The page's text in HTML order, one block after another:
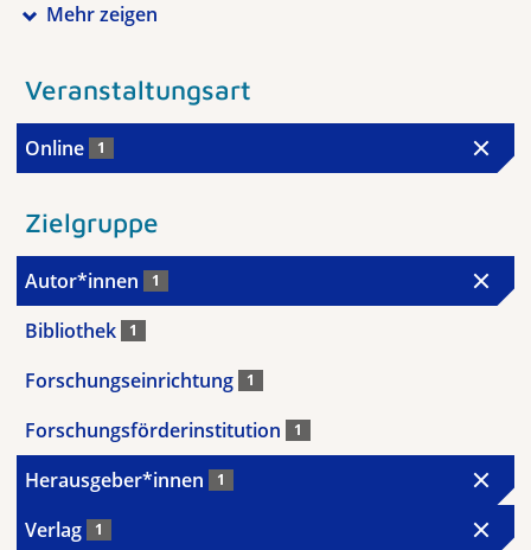
Mehr zeigen
Veranstaltungsart
Online 1
Zielgruppe
Autor*innen 1
Bibliothek 1
Forschungseinrichtung 1
Forschungsförderinstitution 1
Herausgeber*innen 1
Verlag 1